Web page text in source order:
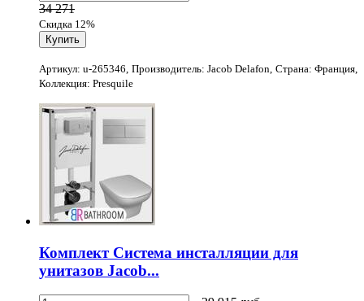
34 271
Скидка 12%
Артикул: u-265346, Производитель: Jacob Delafon, Страна: Франция,
Коллекция: Presquile
Комплект Система инсталляции для
унитазов Jacob...